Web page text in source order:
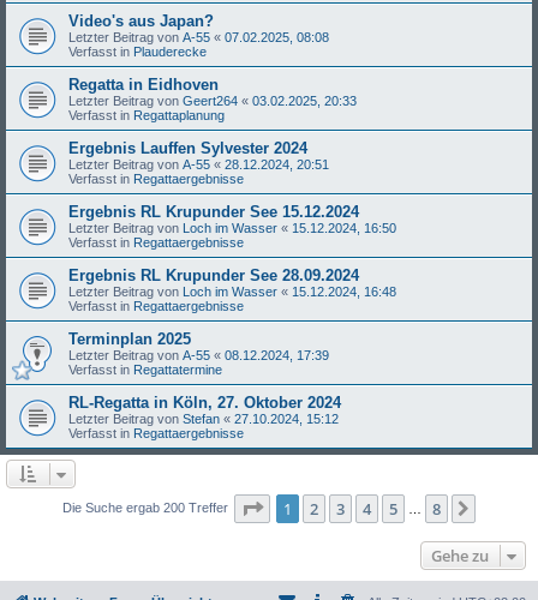
Video's aus Japan?
Letzter Beitrag von A-55 « 07.02.2025, 08:08
Verfasst in Plauderecke
Regatta in Eidhoven
Letzter Beitrag von Geert264 « 03.02.2025, 20:33
Verfasst in Regattaplanung
Ergebnis Lauffen Sylvester 2024
Letzter Beitrag von A-55 « 28.12.2024, 20:51
Verfasst in Regattaergebnisse
Ergebnis RL Krupunder See 15.12.2024
Letzter Beitrag von Loch im Wasser « 15.12.2024, 16:50
Verfasst in Regattaergebnisse
Ergebnis RL Krupunder See 28.09.2024
Letzter Beitrag von Loch im Wasser « 15.12.2024, 16:48
Verfasst in Regattaergebnisse
Terminplan 2025
Letzter Beitrag von A-55 « 08.12.2024, 17:39
Verfasst in Regattatermine
RL-Regatta in Köln, 27. Oktober 2024
Letzter Beitrag von Stefan « 27.10.2024, 15:12
Verfasst in Regattaergebnisse
Die Suche ergab 200 Treffer Seite 1von
1 2 3 4 5 8
Gehe zu